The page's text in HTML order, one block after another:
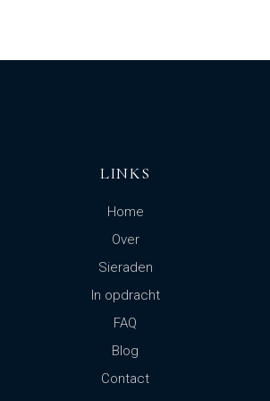
LINKS
Home
Over
Sieraden
In opdracht
FAQ
Blog
Contact